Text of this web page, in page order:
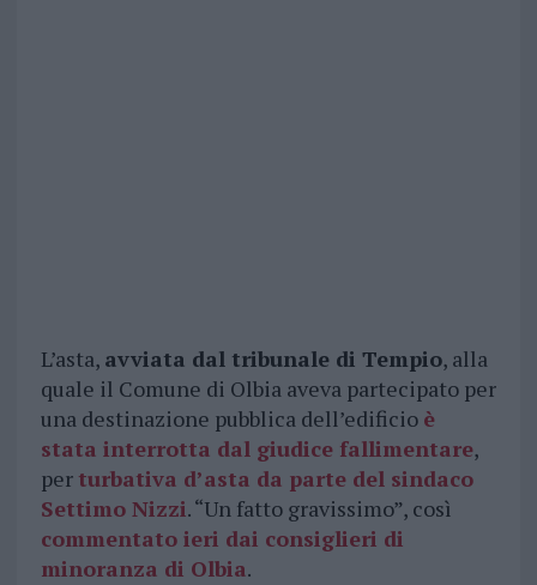
L’asta, avviata dal tribunale di Tempio, alla
quale il Comune di Olbia aveva partecipato per
una destinazione pubblica dell’edificio è
stata interrotta dal giudice fallimentare,
per turbativa d’asta da parte del sindaco
Settimo Nizzi. “Un fatto gravissimo”, così
commentato ieri dai consiglieri di
minoranza di Olbia.